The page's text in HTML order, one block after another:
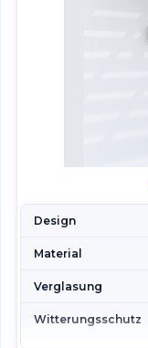
Design
Material
Verglasung
Witterungsschutz